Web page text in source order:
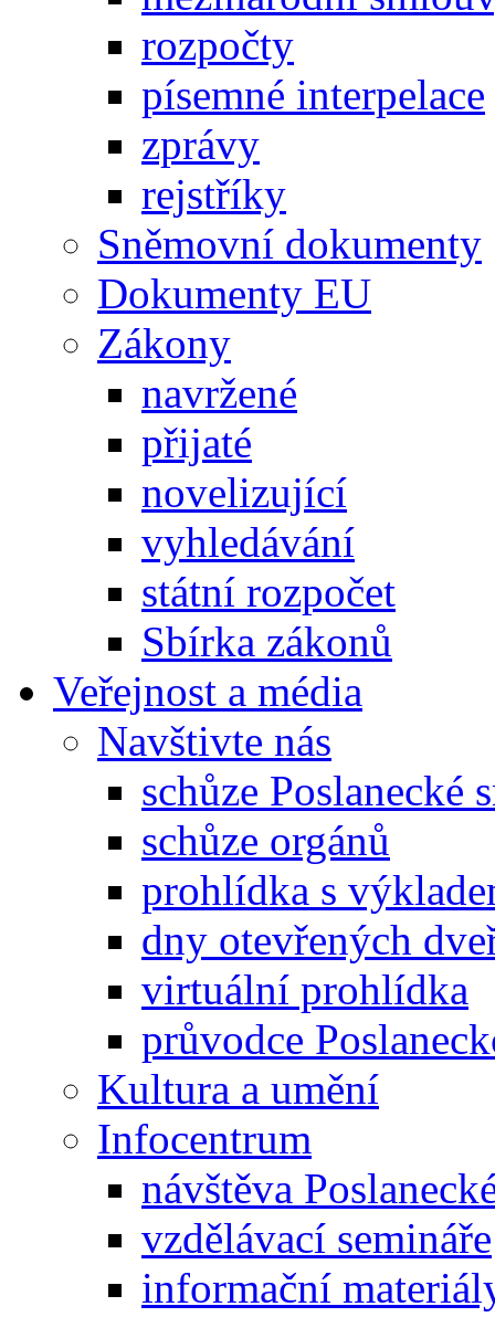
rozpočty
písemné interpelace
zprávy
rejstříky
Sněmovní dokumenty
Dokumenty EU
Zákony
navržené
přijaté
novelizující
vyhledávání
státní rozpočet
Sbírka zákonů
Veřejnost a média
Navštivte nás
schůze Poslanecké
schůze orgánů
prohlídka s
dny otevřených
virtuální prohlídka
průvodce
Kultura a umění
Infocentrum
návštěva
vzdělávací semináře
informační